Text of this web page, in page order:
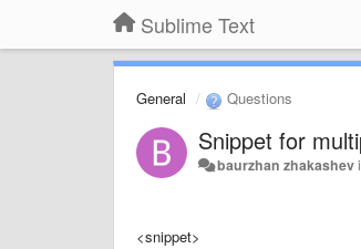
Sublime Text
General Questions
Snippet for
baurzhan zhakashev
<snippet>